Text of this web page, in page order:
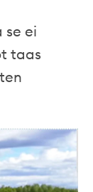
se ei
taas